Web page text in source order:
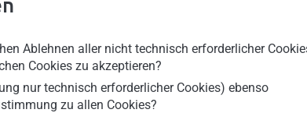
Ablehnen aller nicht technisch erforderlicher
Cookies zu akzeptieren?
nur technisch erforderlicher Cookies) ebenso
zu allen Cookies?